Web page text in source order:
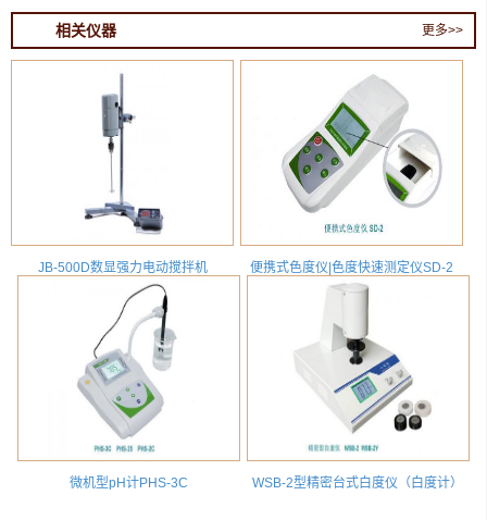
更多>>
相关仪器
JB-500D数显强力电动搅拌机 便携式色度仪|色度快速测定仪SD-2
微机型pH计PHS-3C WSB-2型精密台式白度仪（白度计）